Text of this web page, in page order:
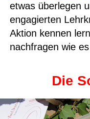
etwas überlegen
engagierten
Aktion kennen
nachfragen wie
Die